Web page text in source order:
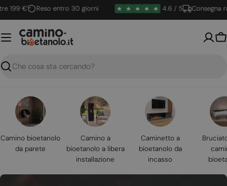
Vai
al
contenuto
€ Reso entro 30 giorni 4.6 / 5 Consegna rapida
Ricerca
Camino bioetanolo
da parete
Camino a
bioetanolo a libera
installazione
Caminetto a
bioetanolo da
incasso